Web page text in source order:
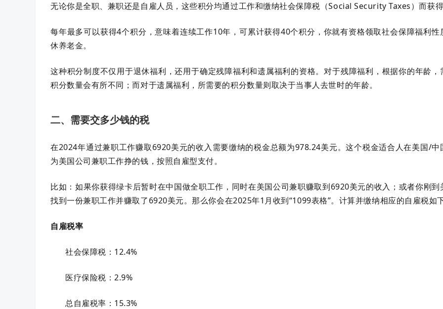
无论你是全职、兼职还是自雇人员，这些积分均通过工作和缴纳社会保障税（Social Security Taxes）而获
每年最多可以获得4个积分，意味着连续工作10年，可累计获得40个积分，你就有资格领取社会保障福利性
休养老金。
这种积分制度不仅用于退休福利，还用于确定残障福利和遗属福利的资格。对于残障福利，根据你的年龄，
积分数量会有所不同；而对于遗属福利，所需要的积分数量则取决于当事人去世时的年龄。
二、需要交多少钱的税
在2024年通过兼职工作赚取6920美元的收入需要缴纳的税金总额为978.24美元。这个税金适合人在美国/中
为美国公司兼职工作挣的钱，按照自雇型支付。
比如：如果你获得绿卡后暂时在中国做全职工作，同时在美国公司兼职赚取到6920美元的收入；或者你刚到
找到一份兼职工作并赚取了6920美元。那么你会在2025年1月收到“1099表格”。计算并缴纳相应的自雇税如
自雇税率
社会保障税：12.4%
医疗保险税：2.9%
总自雇税率：15.3%